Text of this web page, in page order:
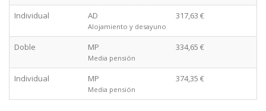
Individual AD
Alojamiento y desayuno
317,63 €
Doble MP
Media pensión
334,65 €
Individual MP
Media pensión
374,35 €